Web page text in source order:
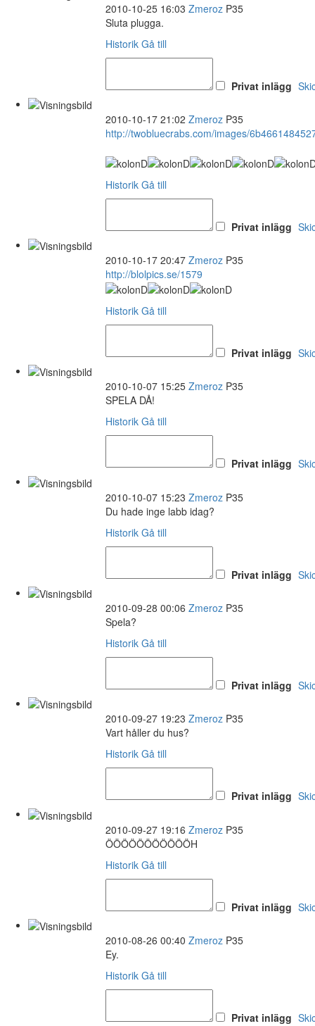
2010-10-25 16:03 Zmeroz P35
Sluta plugga.
Historik Gå till
Privat inlägg
2010-10-17 21:02 Zmeroz P35
http://twobluecrabs.com/images/
Historik Gå till
Privat inlägg
2010-10-17 20:47 Zmeroz P35
http://blolpics.se/1579
Historik Gå till
Privat inlägg
2010-10-07 15:25 Zmeroz P35
SPELA DÅ!
Historik Gå till
Privat inlägg
2010-10-07 15:23 Zmeroz P35
Du hade inge labb idag?
Historik Gå till
Privat inlägg
2010-09-28 00:06 Zmeroz P35
Spela?
Historik Gå till
Privat inlägg
2010-09-27 19:23 Zmeroz P35
Vart håller du hus?
Historik Gå till
Privat inlägg
2010-09-27 19:16 Zmeroz P35
ÖÖÖÖÖÖÖÖÖÖÖH
Historik Gå till
Privat inlägg
2010-08-26 00:40 Zmeroz P35
Ey.
Historik Gå till
Privat inlägg